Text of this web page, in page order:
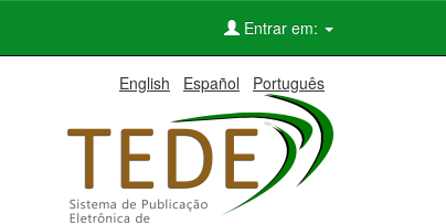
Entrar em:
English Español Português